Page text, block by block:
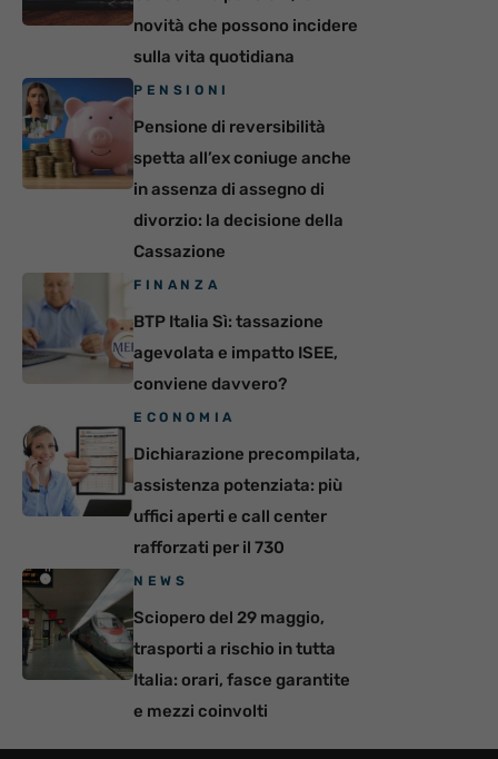
novità che possono incidere
sulla vita quotidiana
PENSIONI
Pensione di reversibilità
spetta all’ex coniuge anche
in assenza di assegno di
divorzio: la decisione della
Cassazione
FINANZA
BTP Italia Sì: tassazione
agevolata e impatto ISEE,
conviene davvero?
ECONOMIA
Dichiarazione precompilata,
assistenza potenziata: più
uffici aperti e call center
rafforzati per il 730
NEWS
Sciopero del 29 maggio,
trasporti a rischio in tutta
Italia: orari, fasce garantite
e mezzi coinvolti